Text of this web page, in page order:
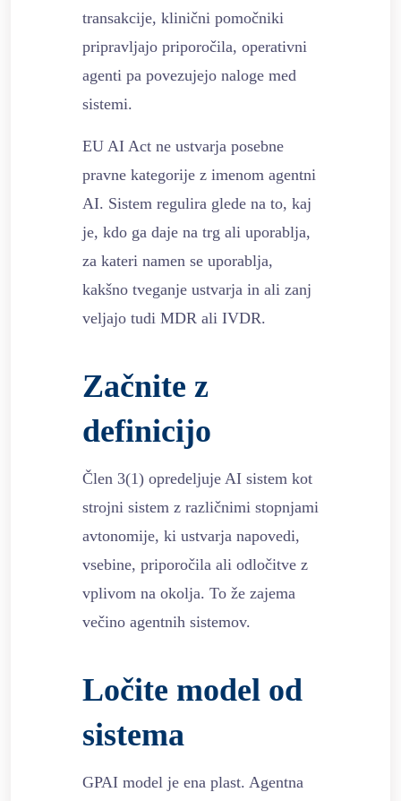
transakcije, klinični pomočniki
pripravljajo priporočila, operativni
agenti pa povezujejo naloge med
sistemi.
EU AI Act ne ustvarja posebne
pravne kategorije z imenom agentni
AI. Sistem regulira glede na to, kaj
je, kdo ga daje na trg ali uporablja,
za kateri namen se uporablja,
kakšno tveganje ustvarja in ali zanj
veljajo tudi MDR ali IVDR.
Začnite z
definicijo
Člen 3(1) opredeljuje AI sistem kot
strojni sistem z različnimi stopnjami
avtonomije, ki ustvarja napovedi,
vsebine, priporočila ali odločitve z
vplivom na okolja. To že zajema
večino agentnih sistemov.
Ločite model od
sistema
GPAI model je ena plast. Agentna